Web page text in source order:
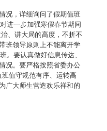
况，详细询问了假期值班
进一步加强寒假春节期间
、讲大局的高度，不折不
班领导原则上不能离开学
要认真做好信息传达、
况。要严格按照省委办公
值守规范有序、运转高
广大师生营造欢乐祥和的